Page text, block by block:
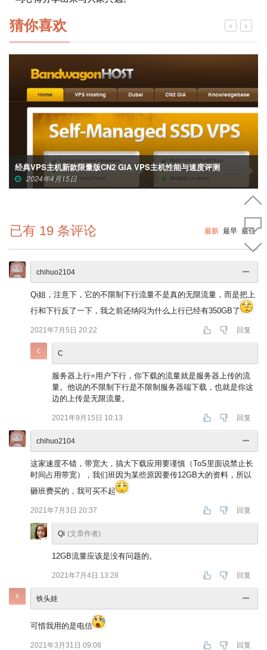
猜你喜欢
Hostyun美国便宜VPS主机使用测试-主机性能与速度体验
2024年3月20日
已有 19 条评论 最新 最早 最佳
chihuo2104
Qi姐，注意下，它的不限制下行流量不是真的无限流量，而是把上
行和下行反了一下，我之前还纳闷为什么上行已经有350GB了
2021年7月5日 20:22 回复
C
服务器上行=用户下行，你下载的流量就是服务器上传的流
量。他说的不限制下行是不限制服务器端下载，也就是你这
边的上传是无限流量。
2021年9月15日 10:13 回复
chihuo2104
这家速度不错，带宽大，搞大下载应用要谨慎（ToS里面说禁止长
时间占用带宽），我们班因为某些原因要传12GB大的资料，所以
砸班费买的，我可买不起
2021年7月3日 20:37 回复
Qi (文章作者)
12GB流量应该是没有问题的。
2021年7月4日 13:28 回复
铁头娃
可惜我用的是电信
2021年3月31日 09:08 回复